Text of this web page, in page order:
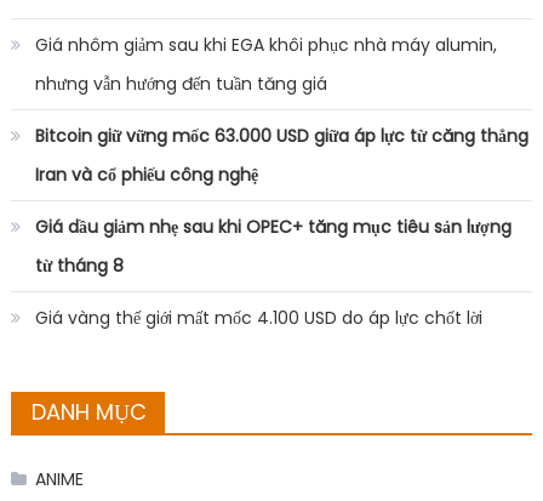
Giá nhôm giảm sau khi EGA khôi phục nhà máy alumin,
nhưng vẫn hướng đến tuần tăng giá
Bitcoin giữ vững mốc 63.000 USD giữa áp lực từ căng thẳng
Iran và cổ phiếu công nghệ
Giá dầu giảm nhẹ sau khi OPEC+ tăng mục tiêu sản lượng
từ tháng 8
Giá vàng thế giới mất mốc 4.100 USD do áp lực chốt lời
DANH MỤC
ANIME